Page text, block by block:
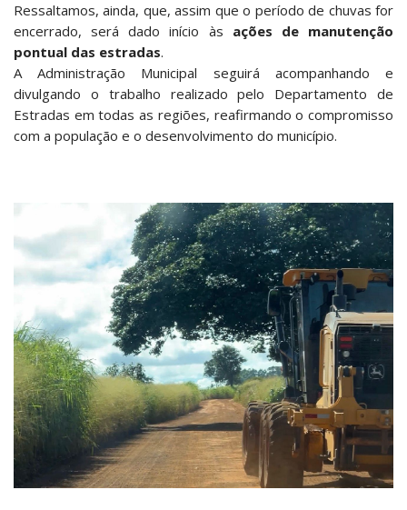
Ressaltamos, ainda, que, assim que o período de chuvas for
encerrado, será dado início às ações de manutenção
pontual das estradas.
A Administração Municipal seguirá acompanhando e
divulgando o trabalho realizado pelo Departamento de
Estradas em todas as regiões, reafirmando o compromisso
com a população e o desenvolvimento do município.